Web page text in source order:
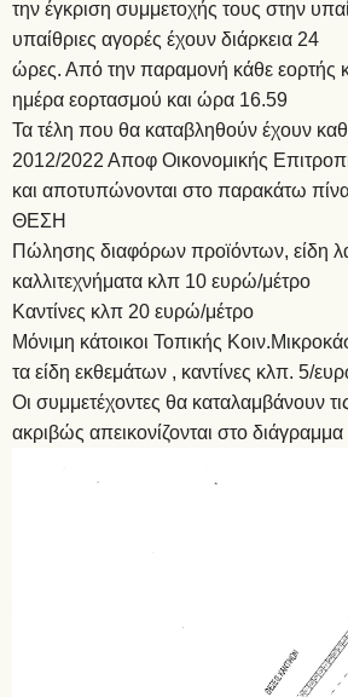
την έγκριση συμμετοχής τους στην
υπαίθριες αγορές έχουν διάρκεια 24
ώρες. Από την παραμονή κάθε εορτής
ημέρα εορτασμού και ώρα 16.59
Τα τέλη που θα καταβληθούν έχουν
2012/2022 Αποφ Οικονομικής
και αποτυπώνονται στο παρακάτω
ΘΕΣΗ
Πώλησης διαφόρων προϊόντων, είδη
καλλιτεχνήματα κλπ 10 ευρώ/μέτρο
Καντίνες κλπ 20 ευρώ/μέτρο
Μόνιμη κάτοικοι Τοπικής
τα είδη εκθεμάτων , καντίνες κλπ. 5/
Οι συμμετέχοντες θα καταλαμβάνουν
ακριβώς απεικονίζονται στο διάγραμμα